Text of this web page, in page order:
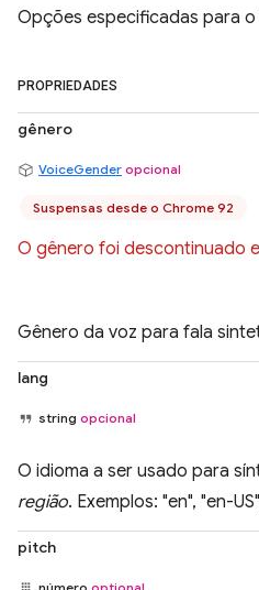
Opções especificadas para
PROPRIEDADES
gênero
VoiceGender opcional
Suspensas desde o Chrome 92
O gênero foi descontinuado
Gênero da voz para fala
lang
string opcional
O idioma a ser usado para
região. Exemplos: "en", "en-
pitch